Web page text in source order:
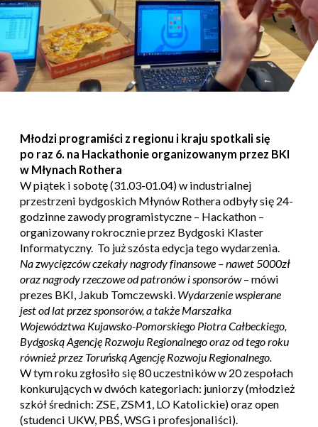
Młodzi programiści z regionu i kraju spotkali się
po raz 6. na Hackathonie organizowanym przez BKI
w Młynach Rothera
W piątek i sobotę (31.03-01.04) w industrialnej
przestrzeni bydgoskich Młynów Rothera odbyły się 24-
godzinne zawody programistyczne – Hackathon –
organizowany rokrocznie przez Bydgoski Klaster
Informatyczny. To już szósta edycja tego wydarzenia.
Na zwycięzców czekały nagrody finansowe – nawet 5000zł
oraz nagrody rzeczowe od patronów i sponsorów– mówi
prezes BKI, Jakub Tomczewski. Wydarzenie wspierane
jest od lat przez sponsorów, a także Marszałka
Województwa Kujawsko-Pomorskiego Piotra Całbeckiego,
Bydgoską Agencję Rozwoju Regionalnego oraz od tego roku
również przez Toruńską Agencję Rozwoju Regionalnego.
W tym roku zgłosiło się 80 uczestników w 20 zespołach
konkurujących w dwóch kategoriach: juniorzy (młodzież
szkół średnich: ZSE, ZSM1, LO Katolickie) oraz open
(studenci UKW, PBŚ, WSG i profesjonaliści).